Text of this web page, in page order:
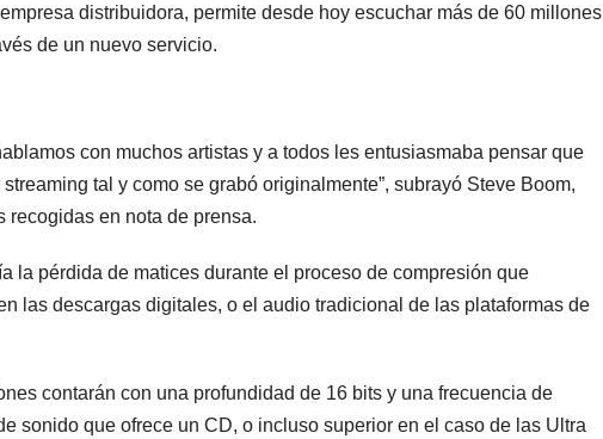
distribuidora, permite desde hoy escuchar más de 60 millones
de un nuevo servicio.
con muchos artistas y a todos les entusiasmaba pensar que
tal y como se grabó originalmente”, subrayó Steve Boom,
en nota de prensa.
la pérdida de matices durante el proceso de compresión que
las descargas digitales, o el audio tradicional de las plataformas de
contarán con una profundidad de 16 bits y una frecuencia de
sonido que ofrece un CD, o incluso superior en el caso de las Ultra